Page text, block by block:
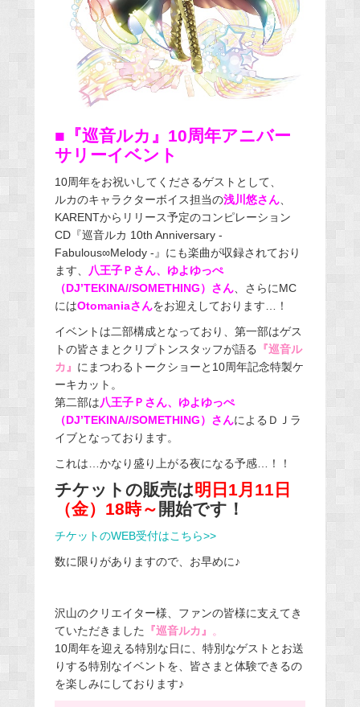
■『巡音ルカ』 10周年アニバー
サリーイベント
10周年をお祝いしてくださるゲストとして、
ルカのキャラクターボイス担当の浅川悠さん、
KARENTからリリース予定のコンピレーション
CD『巡音ルカ 10th Anniversary -
Fabulous∞Melody -』にも楽曲が収録されており
ます、
八王子Ｐさん、ゆよゆっぺ
（DJ’TEKINA//SOMETHING）さん、さらにMC
にはOtomaniaさんをお迎えしております…！
イベントは二部構成となっており、第一部はゲス
トの皆さまとクリプトンスタッフが語る 『巡音ル
カ』 にまつわるトークショーと10周年記念特製ケ
ーキカット。
第二部は八王子Ｐさん、ゆよゆっぺ
（DJ’TEKINA//SOMETHING）さんによるＤＪラ
イブとなっております。
これは…かなり盛り上がる夜になる予感…！！
チケットの販売は明日1月11日
（金）18時～ 開始です！
チケットのWEB受付はこちら>>
数に限りがありますので、お早めに♪
沢山のクリエイター様、ファンの皆様に支えてき
ていただきました 『巡音ルカ』
。
10周年を迎える特別な日に、特別なゲストとお送
りする特別なイベントを、皆さまと体験できるの
を楽しみにしております♪